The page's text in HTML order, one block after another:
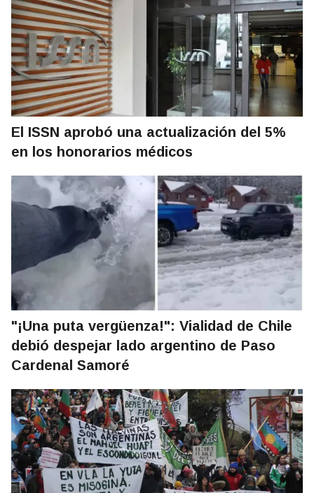
El ISSN aprobó una actualización del 5%
en los honorarios médicos
"¡Una puta vergüenza!": Vialidad de Chile
debió despejar lado argentino de Paso
Cardenal Samoré